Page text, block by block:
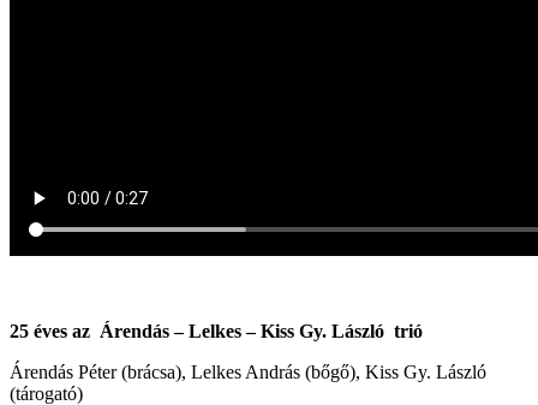
25 éves az Árendás – Lelkes – Kiss Gy. László trió
Árendás Péter (brácsa), Lelkes András (bőgő), Kiss Gy. László
(tárogató)